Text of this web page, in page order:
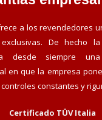
a los revendedores
De hecho
desde siempre
en que la empresa
constantes y
Certificado TÜV Italia